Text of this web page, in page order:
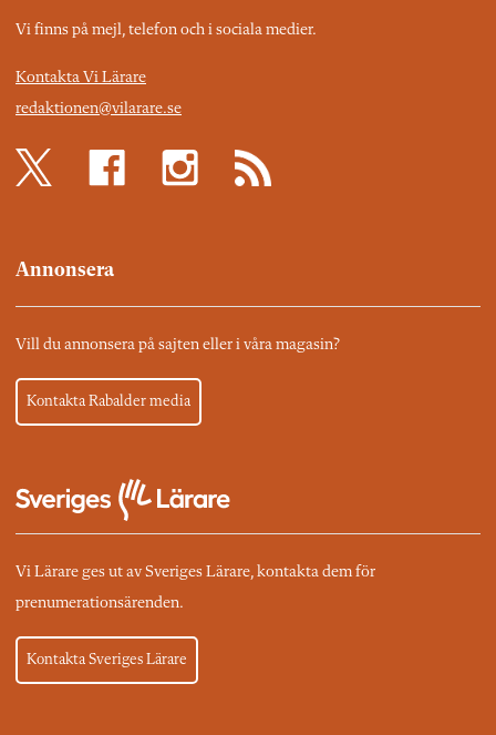
Vi finns på mejl, telefon och i sociala medier.
Kontakta Vi Lärare
redaktionen@vilarare.se
Annonsera
Vill du annonsera på sajten eller i våra magasin?
Kontakta Rabalder media
Vi Lärare ges ut av Sveriges Lärare, kontakta dem för
prenumerationsärenden.
Kontakta Sveriges Lärare